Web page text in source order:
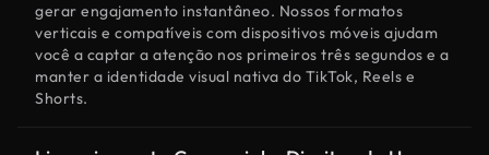
gerar engajamento instantâneo. Nossos formatos
verticais e compatíveis com dispositivos móveis ajudam
você a captar a atenção nos primeiros três segundos e a
manter a identidade visual nativa do TikTok, Reels e
Shorts.